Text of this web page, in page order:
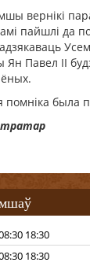
вернікі
пайшлі да
Павел ІІ
была
18:30
18:30